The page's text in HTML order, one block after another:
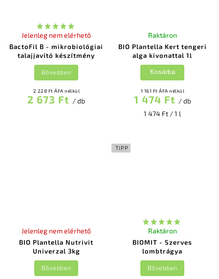
BactoFil B - mikrobiológiai
talajjavító készítmény
Jelenleg nem elérhető
2 228 Ft ÁFA nélkül
2 673 Ft / db
Bővebben
BIO Plantella Kert tengeri
alga kivonattal 1l
Raktáron
1 161 Ft ÁFA nélkül
1 474 Ft / db
1 474 Ft / 1 l
Kosárba
BIO Plantella Nutrivit
Univerzal 3kg
Jelenleg nem elérhető
Bővebben
TIPP
BIOMIT - Szerves
lombtrágya
Raktáron
Bővebben